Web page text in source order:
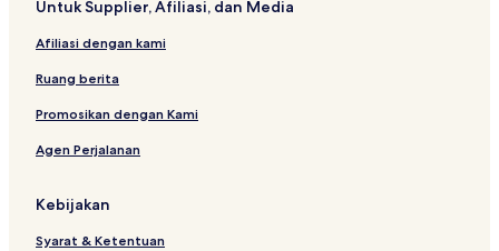
é
s
u
r
-
a
h
e
a
s
u
s
t
Untuk Supplier, Afiliasi, dan Media
Afiliasi dengan kami
Ruang berita
Promosikan dengan Kami
Agen Perjalanan
Kebijakan
Syarat & Ketentuan